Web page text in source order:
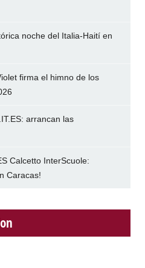
noche del Italia-Haití en
firma el himno de los
arrancan las
Calcetto InterScuole:
Caracas!